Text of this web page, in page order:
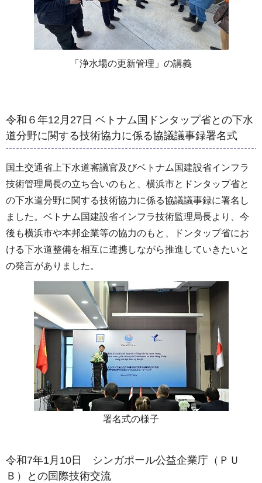
「浄水場の更新管理」の講義
令和６年12月27日 ベトナム国ドンタップ省との下水
道分野に関する技術協力に係る協議議事録署名式
国土交通省上下水道審議官及びベトナム国建設省インフラ
技術管理局長の立ち合いのもと、横浜市とドンタップ省と
の下水道分野に関する技術協力に係る協議議事録に署名し
ました。ベトナム国建設省インフラ技術監理局長より、今
後も横浜市や本邦企業等の協力のもと、ドンタップ省にお
ける下水道整備を相互に連携しながら推進していきたいと
の発言がありました。
署名式の様子
令和7年1月10日 シンガポール公益企業庁（ＰＵ
Ｂ）との国際技術交流